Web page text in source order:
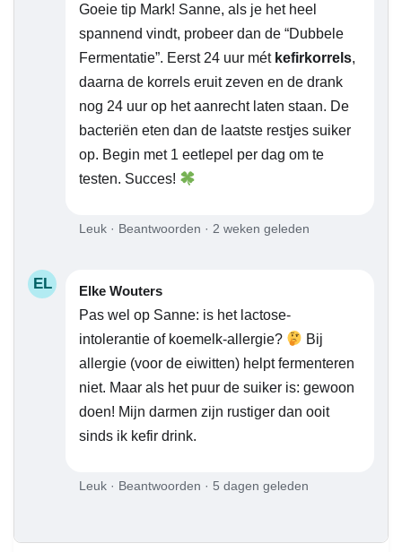
Goeie tip Mark! Sanne, als je het heel
spannend vindt, probeer dan de “Dubbele
Fermentatie”. Eerst 24 uur mét kefirkorrels,
daarna de korrels eruit zeven en de drank
nog 24 uur op het aanrecht laten staan. De
bacteriën eten dan de laatste restjes suiker
op. Begin met 1 eetlepel per dag om te
testen. Succes!
Leuk · Beantwoorden · 2 weken geleden
EL Elke Wouters
Pas wel op Sanne: is het lactose-
intolerantie of koemelk-allergie?
Bij
allergie (voor de eiwitten) helpt fermenteren
niet. Maar als het puur de suiker is: gewoon
doen! Mijn darmen zijn rustiger dan ooit
sinds ik kefir drink.
Leuk · Beantwoorden · 5 dagen geleden